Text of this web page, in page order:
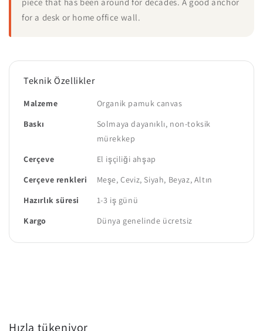
for a desk or home office wall.
Teknik Özellikler
Malzeme
Organik pamuk canvas
Baskı
Solmaya dayanıklı, non-toksik
mürekkep
Çerçeve
El işçiliği ahşap
Çerçeve renkleri
Meşe, Ceviz, Siyah, Beyaz, Altın
Hazırlık süresi
1-3 iş günü
Kargo
Dünya genelinde ücretsiz
Hızla tükeniyor